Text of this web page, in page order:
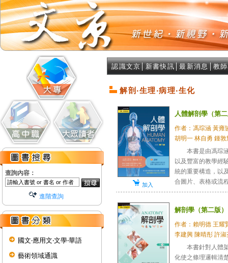
查詢內容：
進階查詢
國文‧應用文‧文學‧華語
藝術領域通識
認識文京 新書快訊 │最新消息 教
解剖‧生理‧病理‧生化
人體解剖學（第
作者：馮琮涵 黃雍
胡明一 林自勇 鍾敦
本書是由馮琮涵
以及豐富的教學經
統的重要構造，以
合圖片、表格或流
加入
解剖學（第二版）
作者：賴明德 王耀
李建興 陳晴彤 許淑
本書針對人體架
化使之條理邏輯清